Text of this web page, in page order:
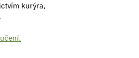
kurýra,